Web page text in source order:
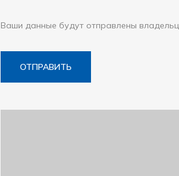
Ваши данные будут отправлены
ОТПРАВИТЬ